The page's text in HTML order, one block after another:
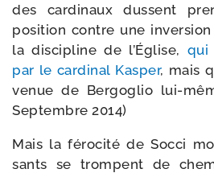
des car­di­naux dussent
posi­tion contre une
la dis­ci­pline de l’Église, qui
par le car­di­nal Kasper, mais
venue de Bergoglio lui-​
Septembre 2014)
Mais la féro­ci­té de Socci
sants se trompent de